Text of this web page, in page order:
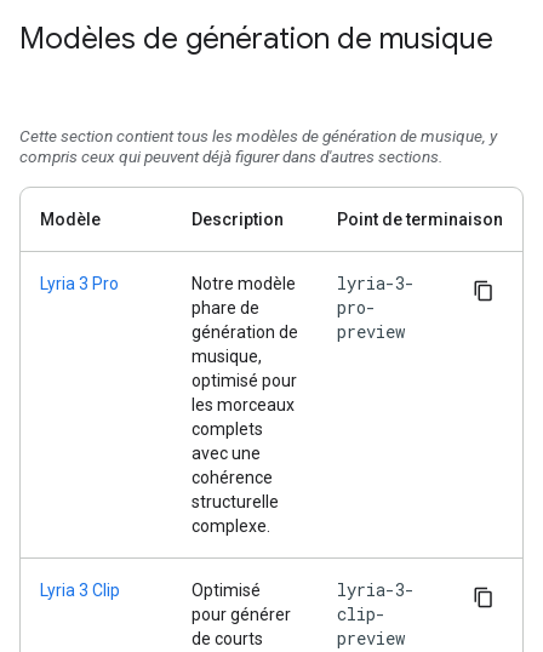
Modèles de génération de musique
Cette section contient tous les modèles de génération de musique, y
compris ceux qui peuvent déjà figurer dans d'autres sections.
Modèle Description Point de terminaison
Lyria 3 Pro
Notre modèle
phare de
génération de
musique,
optimisé pour
les morceaux
complets
avec une
cohérence
structurelle
complexe.
lyria-3-
pro-
preview
Lyria 3 Clip
Optimisé
pour générer
de courts
lyria-3-
clip-
preview